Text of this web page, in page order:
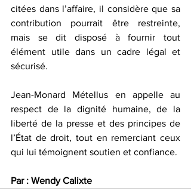
citées dans l’affaire, il considère que sa
contribution pourrait être restreinte,
mais se dit disposé à fournir tout
élément utile dans un cadre légal et
sécurisé.
Jean-Monard Métellus en appelle au
respect de la dignité humaine, de la
liberté de la presse et des principes de
l’État de droit, tout en remerciant ceux
qui lui témoignent soutien et confiance.
Par : Wendy Calixte